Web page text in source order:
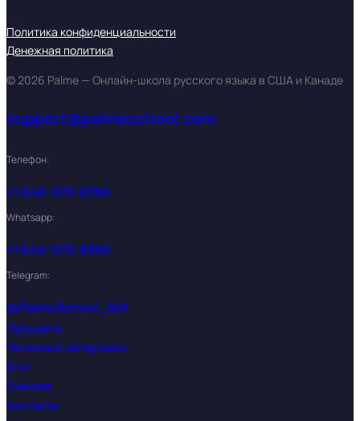
Политика конфиденциальности
Денежная политика
© 2026 Palme — Онлайн-школа русского языка в США и Канаде
support@palmeschool.com
Телефон:
+1 646-970-8386
Whatsapp:
+1 646-970-8386
Telegram:
@PalmeSchool_Bot
Предметы
Полезные материалы
Блог
О школе
Контакты